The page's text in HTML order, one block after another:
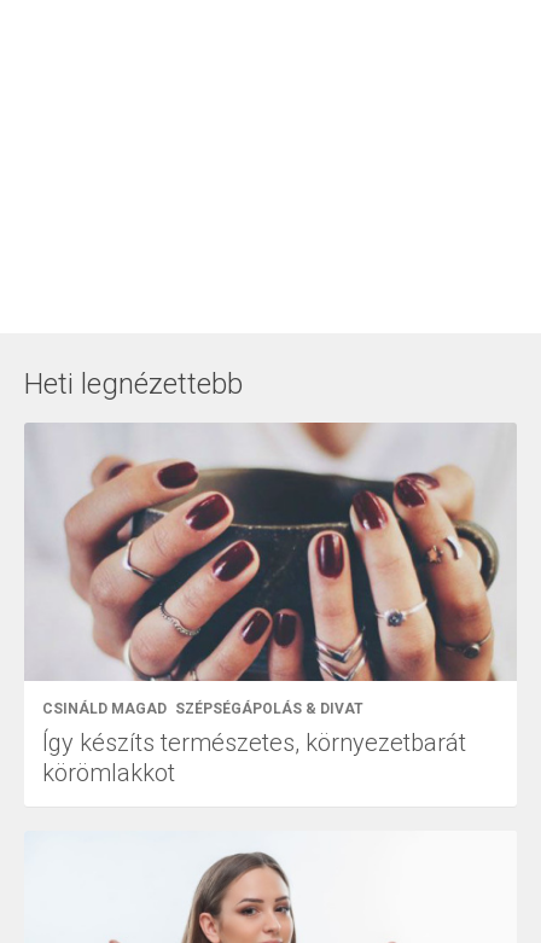
Heti legnézettebb
CSINÁLD MAGAD SZÉPSÉGÁPOLÁS & DIVAT
Így készíts természetes, környezetbarát
körömlakkot